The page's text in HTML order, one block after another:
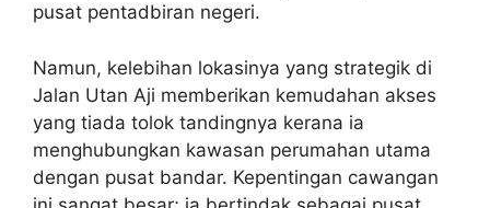
pusat pentadbiran negeri.
Namun, kelebihan lokasinya yang strategik di
Jalan Utan Aji memberikan kemudahan akses
yang tiada tolok tandingnya kerana ia
menghubungkan kawasan perumahan utama
dengan pusat bandar. Kepentingan cawangan